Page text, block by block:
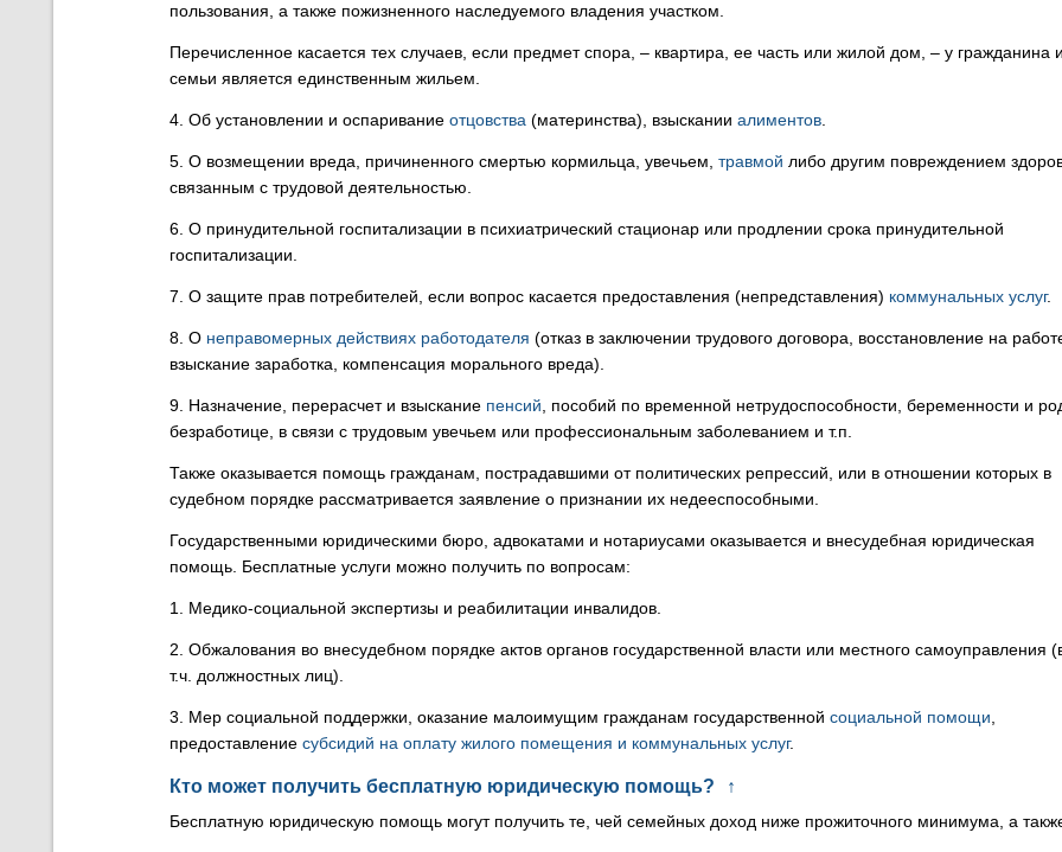
пользования, а также пожизненного наследуемого владения участком.
Перечисленное касается тех случаев, если предмет спора, – квартира, ее часть или жилой дом, – у гражданина
семьи является единственным жильем.
4. Об установлении и оспаривание отцовства (материнства), взыскании алиментов
5. О возмещении вреда, причиненного смертью кормильца, увечьем, травмой либо другим повреждением
связанным с трудовой деятельностью.
6. О принудительной госпитализации в психиатрический стационар или продлении срока принудительной
госпитализации.
7. О защите прав потребителей, если вопрос касается предоставления (непредставления) коммунальных услуг.
8. О неправомерных действиях работодателя (отказ в заключении трудового договора, восстановление на
взыскание заработка, компенсация морального вреда).
9. Назначение, перерасчет и взыскание пенсий , пособий по временной нетрудоспособности, беременности и
безработице, в связи с трудовым увечьем или профессиональным заболеванием и т.п.
Также оказывается помощь гражданам, пострадавшими от политических репрессий, или в отношении которых в
судебном порядке рассматривается заявление о признании их недееспособными.
Государственными юридическими бюро, адвокатами и нотариусами оказывается и внесудебная юридическая
помощь. Бесплатные услуги можно получить по вопросам:
1. Медико-социальной экспертизы и реабилитации инвалидов.
2. Обжалования во внесудебном порядке актов органов государственной власти или местного самоуправления
т.ч. должностных лиц).
3. Мер социальной поддержки, оказание малоимущим гражданам государственной социальной помощи
предоставление субсидий на оплату жилого помещения и коммунальных услуг.
Кто может получить бесплатную юридическую помощь? ↑
Бесплатную юридическую помощь могут получить те, чей семейных доход ниже прожиточного минимума, а